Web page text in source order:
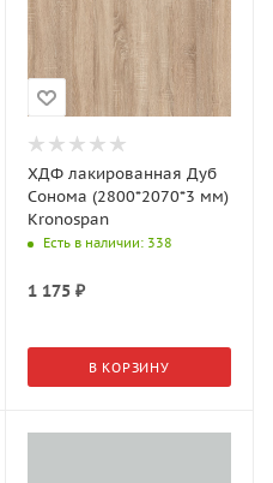
ХДФ лакированная Дуб
Сонома (2800*2070*3 мм)
Kronospan
Есть в наличии: 338
1 175₽
В КОРЗИНУ